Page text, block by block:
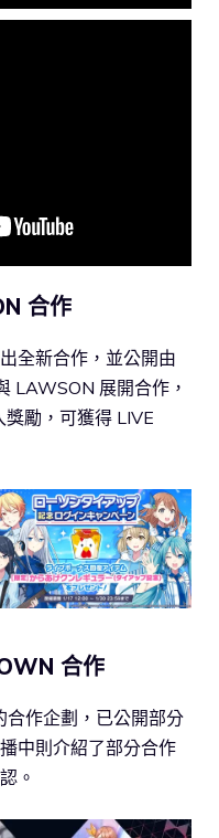
合作
全新合作，並公開由
LAWSON 展開合作，
勵，可獲得 LIVE
合作
合作企劃，已公開部分
中則介紹了部分合作
。